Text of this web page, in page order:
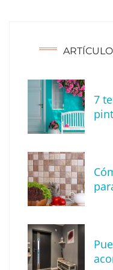
Vivienda
prefabricada:
conocer
7